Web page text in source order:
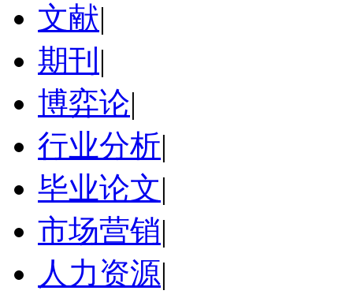
文献|
期刊 |
博弈论|
行业分析|
毕业论文|
市场营销|
人力资源|